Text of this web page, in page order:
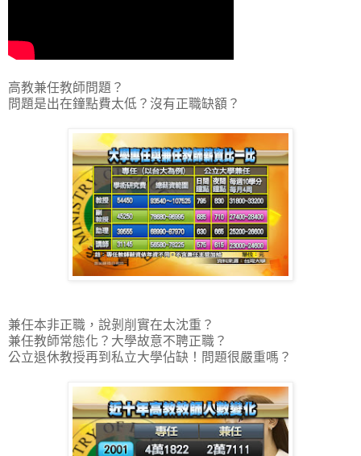
高教兼任教師問題？
問題是出在鐘點費太低？沒有正職缺額？
兼任本非正職，說剝削實在太沈重？
兼任教師常態化？大學故意不聘正職？
公立退休教授再到私立大學佔缺！問題很嚴重嗎？